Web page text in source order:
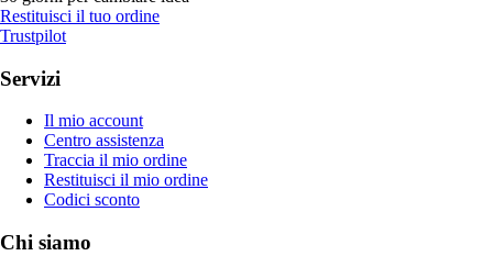
Restituisci il tuo ordine
Trustpilot
Servizi
Il mio account
Centro assistenza
Traccia il mio ordine
Restituisci il mio ordine
Codici sconto
Chi siamo